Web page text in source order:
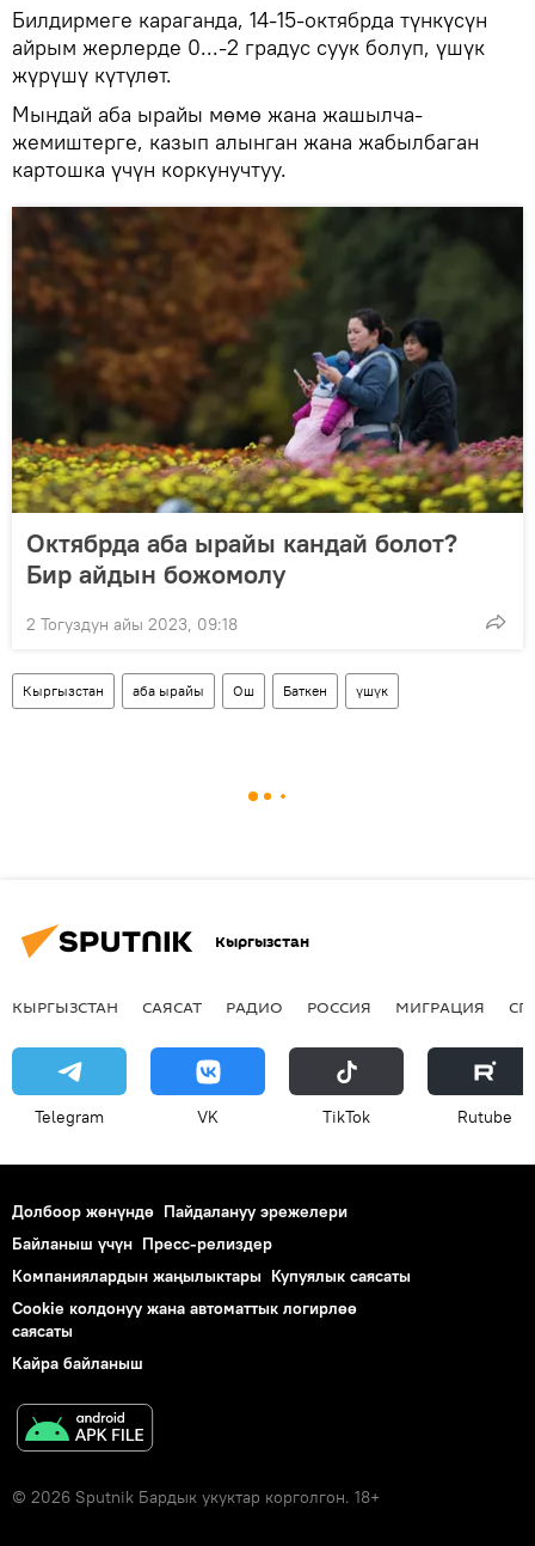
Билдирмеге караганда, 14-15-октябрда түнкүсүн
айрым жерлерде 0...-2 градус суук болуп, үшүк
жүрүшү күтүлөт.
Мындай аба ырайы мөмө жана жашылча-
жемиштерге, казып алынган жана жабылбаган
картошка үчүн коркунучтуу.
Октябрда аба ырайы кандай болот?
Бир айдын божомолу
2 Тогуздун айы 2023, 09:18
Кыргызстан аба ырайы Ош Баткен үшүк
Кыргызстан
КЫРГЫЗСТАН САЯСАТ РАДИО РОССИЯ МИГРАЦИЯ
Telegram VK ТikТоk Rutube
Долбоор жөнүндө Пайдалануу эрежелери
Байланыш үчүн Пресс-релиздер
Компаниялардын жаңылыктары Купуялык саясаты
Cookie колдонуу жана автоматтык логирлөө
саясаты
Кайра байланыш
© 2026 Sputnik Бардык укуктар корголгон. 18+